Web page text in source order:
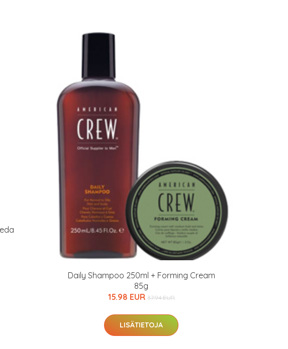
Daily Shampoo 250ml + Forming Cream
85g
15.98 EUR 37.94 EUR
LISÄTIETOJA